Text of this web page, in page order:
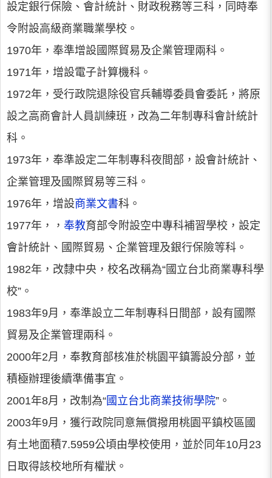
設定銀行保險、會計統計、財政稅務等三科，同時奉
令附設高級商業職業學校。
1970年，奉準增設國際貿易及企業管理兩科。
1971年，增設電子計算機科。
1972年，受行政院退除役官兵輔導委員會委託，將原
設之高商會計人員訓練班，改為二年制專科會計統計
科。
1973年，奉準設定二年制專科夜間部，設會計統計、
企業管理及國際貿易等三科。
1976年，增設商業文書科。
1977年，， 奉教育部令附設空中專科補習學校，設定
會計統計、國際貿易、企業管理及銀行保險等科。
1982年，改隸中央，校名改稱為“國立台北商業專科學
校”。
1983年9月，奉準設立二年制專科日間部，設有國際
貿易及企業管理兩科。
2000年2月，奉教育部核准於桃園平鎮籌設分部，並
積極辦理後續準備事宜。
2001年8月，改制為“國立台北商業技術學院”。
2003年9月，獲行政院同意無償撥用桃園平鎮校區國
有土地面積7.5959公頃由學校使用，並於同年10月23
日取得該校地所有權狀。